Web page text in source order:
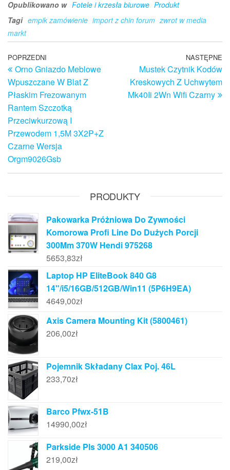
Opublikowano w Fotele i krzesła biurowe Produkt
Tagi empik zamówienie import z chin forum zwrot w media
markt
Nawigacja
wpisu
Poprzedni
wpis
POPRZEDNI
Orno Gniazdo Meblowe
Wpuszczane W Blat Z
Płaskim Frezowanym
Rantem Szczotką
Przeciwkurzową I
Przewodem 1,5M 3X2P+Z
Czarne Wersja
Orgm9026Gsb
NASTĘPNE
Mustek Czytnik Kodów
Kreskowych Z Uchwytem
Mk40Ii 2Wn Wifi Czarny
PRODUKTY
Pakowarka Próżniowa Do Zywności
Komorowa Profi Line Do Dużych Porcji
300Mm 370W Hendi 975268
5653,83zł
Laptop HP EliteBook 840 G8
14"/i5/16GB/512GB/Win11 (5P6H9EA)
4649,00zł
Axis Camera Mounting Kit (5800461)
206,00zł
Pojemnik Składany Clax Poj. 46L
233,70zł
Barco Pfwx-51B
14990,00zł
Parkside Pls 3000 A1 340506
219,00zł